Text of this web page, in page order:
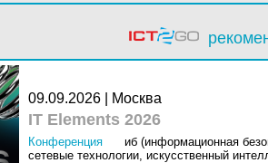
09.09.2026 | Москва
IT Elements 2026
Конференция
иб (информационная
сетевые технологии, искусственный